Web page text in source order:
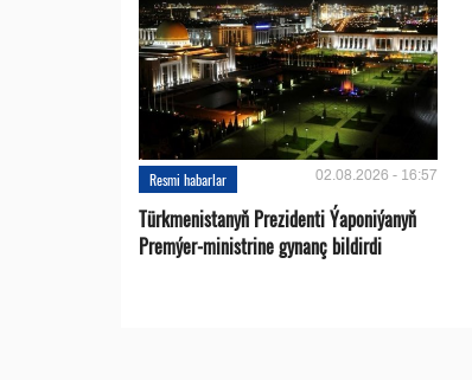
Resmi habarlar 02.08.2026 - 16:57
Türkmenistanyň Prezidenti Ýaponiýanyň
Premýer-ministrine gynanç bildirdi